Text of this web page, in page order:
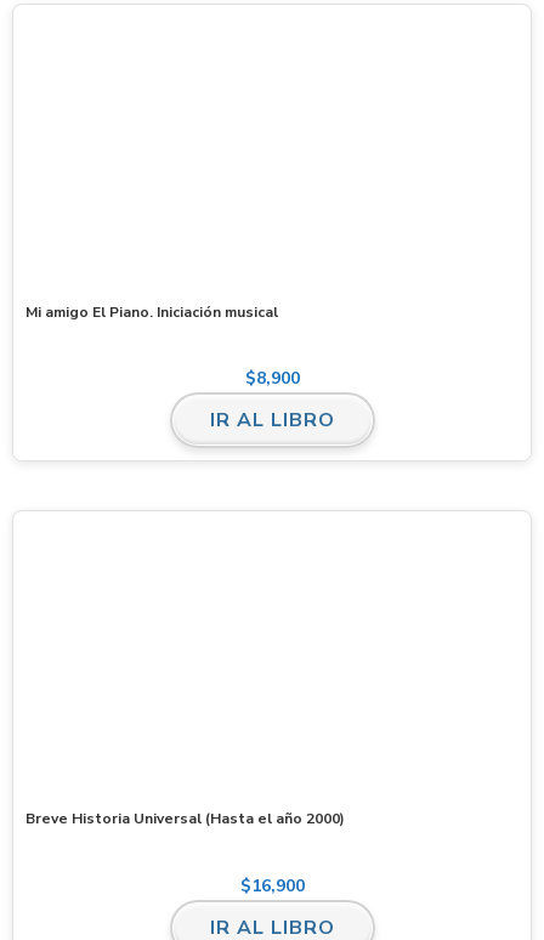
Mi amigo El Piano. Iniciación musical
$8,900
IR AL LIBRO
Breve Historia Universal (Hasta el año 2000)
$16,900
IR AL LIBRO